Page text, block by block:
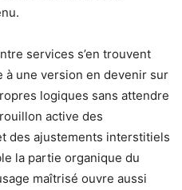
services s’en trouvent
à une version en devenir sur
logiques sans attendre
active des
des ajustements interstitiels
la partie organique du
maîtrisé ouvre aussi